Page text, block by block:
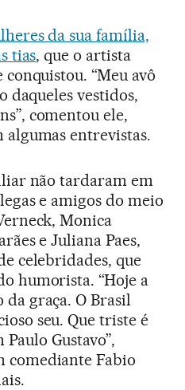
da sua família,
tias, que o artista
“Meu avô
daqueles vestidos,
comentou ele,
entrevistas.
não tardaram em
e amigos do meio
Monica
e Juliana Paes,
celebridades, que
humorista. “Hoje a
graça. O Brasil
seu. Que triste é
Gustavo”,
comediante Fabio